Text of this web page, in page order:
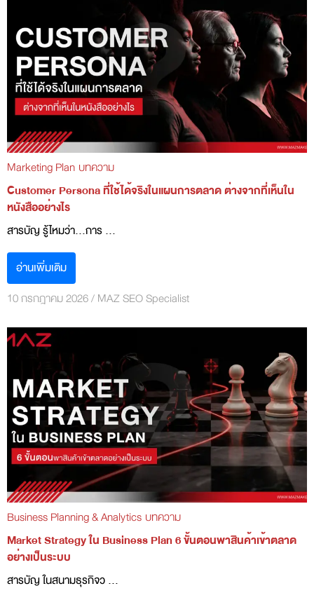
Marketing Plan บทความ
Customer Persona ที่ใช้ได้จริงในแผนการตลาด ต่างจากที่เห็นใน
หนังสืออย่างไร
สารบัญ รู้ไหมว่า…การ ...
อ่านเพิ่มเติม
10 กรกฎาคม 2026/MAZ SEO Specialist
Business Planning & Analytics บทความ
Market Strategy ใน Business Plan 6 ขั้นตอนพาสินค้าเข้าตลาด
อย่างเป็นระบบ
สารบัญ ในสนามธุรกิจว ...